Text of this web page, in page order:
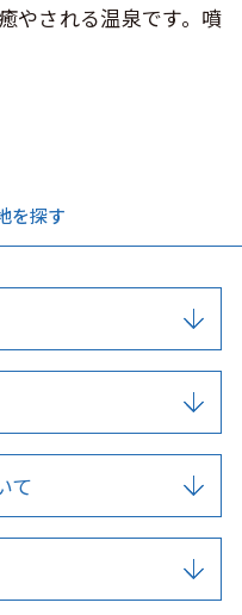
を探す
やされる温泉です。噴
て